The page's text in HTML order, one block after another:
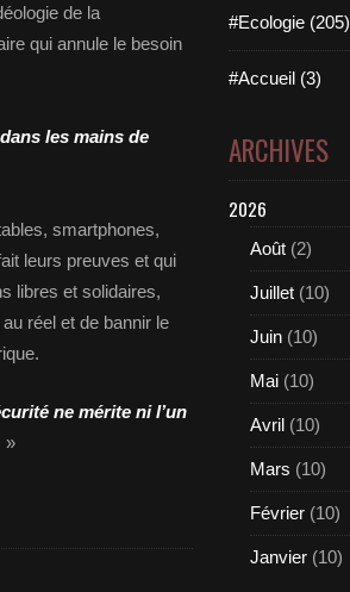
de la
qui annule le besoin
les mains de
smartphones,
leurs preuves et qui
libres et solidaires,
réel et de bannir le
ne mérite ni l’un
»
#Ecologie (205)
#Accueil (3)
ARCHIVES
2026
Août (2)
Juillet (10)
Juin (10)
Mai (10)
Avril (10)
Mars (10)
Février (10)
Janvier (10)